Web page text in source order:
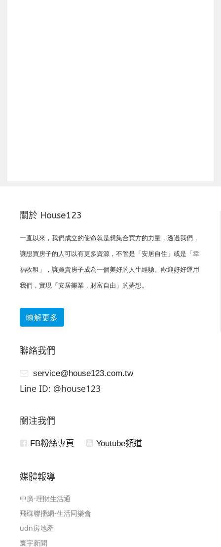
關於 House123
一直以來，我們成立的使命就是想集合買方的力量，透過我們，
讓想買房子的人可以有更多資源，不管是「安居自住」或是「幸
福收租」，讓買賣房子成為一個美好的人生經驗。歡迎好好運用
我們，實現「安居樂業，財富自由」的夢想。
瞭解更多
聯絡我們
service@house123.com.tw
Line ID: @house123
關注我們
FB粉絲專頁 Youtube頻道
媒體報導
中廣-理財生活通
飛碟聯播網-生活同樂會
udn房地產
寰宇新聞